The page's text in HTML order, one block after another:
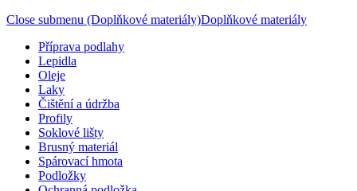
Close submenu (Doplňkové materiály)Doplňkové materiály
Příprava podlahy
Lepidla
Oleje
Laky
Čištění a údržba
Profily
Soklové lišty
Brusný materiál
Spárovací hmota
Podložky